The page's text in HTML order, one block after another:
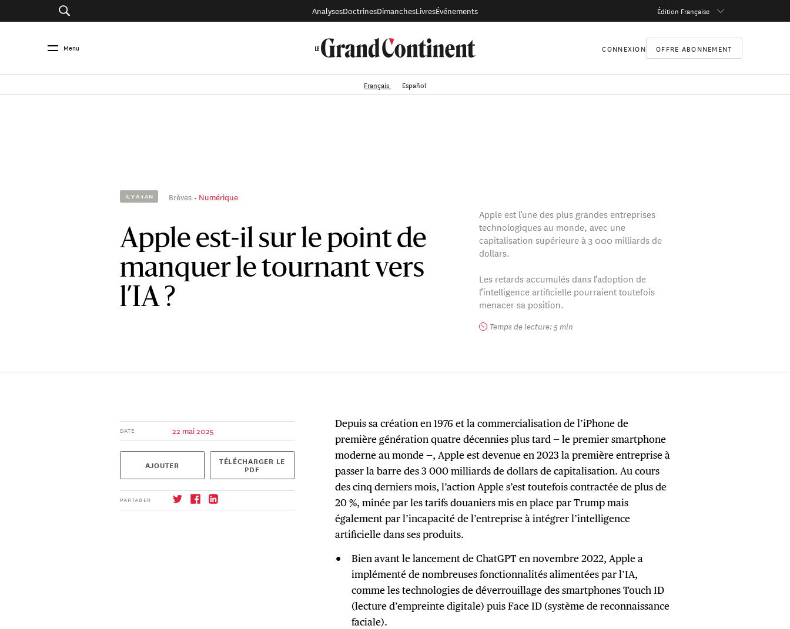
AnalysesDoctrinesDimanchesLivresÉvénements Édition Française
Menu CONNEXION OFFRE ABONNEMENT
Français Español
IL Y A 1 AN Brèves Numérique
Apple est-il sur le point de
manquer le tournant vers
l’IA ?
Apple est l’une des plus grandes entreprises
technologiques au monde, avec une
capitalisation supérieure à 3 000 milliards de
dollars.
Les retards accumulés dans l’adoption de
l’intelligence artificielle pourraient toutefois
menacer sa position.
Temps de lecture: 5 min
DATE 22 mai 2025
AJOUTER TÉLÉCHARGER LE
PDF
PARTAGER
Depuis sa création en 1976 et la commercialisation de l’iPhone de
première génération quatre décennies plus tard — le premier smartphone
moderne au monde —, Apple est devenue en 2023 la première entreprise à
passer la barre des 3 000 milliards de dollars de capitalisation. Au cours
des cinq derniers mois, l’action Apple s’est toutefois contractée de plus de
20 %, minée par les tarifs douaniers mis en place par Trump mais
également par l’incapacité de l’entreprise à intégrer l’intelligence
artificielle dans ses produits.
Bien avant le lancement de ChatGPT en novembre 2022, Apple a
implémenté de nombreuses fonctionnalités alimentées par l’IA,
comme les technologies de déverrouillage des smartphones Touch ID
(lecture d’empreinte digitale) puis Face ID (système de reconnaissance
faciale).